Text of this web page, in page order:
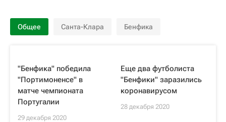
Общее Санта-Клара Бенфика
"Бенфика" победила
"Портимоненсе" в
матче чемпионата
Португалии
29 декабря 2020
Еще два футболиста
"Бенфики" заразились
коронавирусом
28 декабря 2020